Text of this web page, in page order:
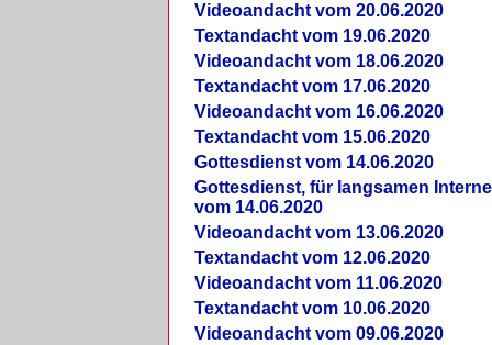
Videoandacht vom 20.06.2020
Textandacht vom 19.06.2020
Videoandacht vom 18.06.2020
Textandacht vom 17.06.2020
Videoandacht vom 16.06.2020
Textandacht vom 15.06.2020
Gottesdienst vom 14.06.2020
Gottesdienst, für langsamen
vom 14.06.2020
Videoandacht vom 13.06.2020
Textandacht vom 12.06.2020
Videoandacht vom 11.06.2020
Textandacht vom 10.06.2020
Videoandacht vom 09.06.2020